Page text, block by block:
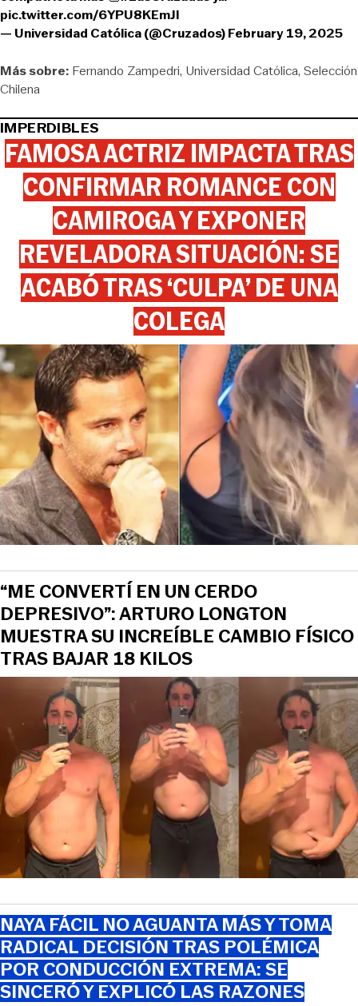
pic.twitter.com/6YPU8KEmJl
— Universidad Católica (@Cruzados)February 19, 2025
Más sobre: Fernando Zampedri Universidad Católica Selección
Chilena
IMPERDIBLES
FAMOSA ACTRIZ IMPACTA TRAS
CONFIRMAR ROMANCE CON
CAMIROGA Y EXPONER
REVELADORA SITUACIÓN: SE
ACABÓ TRAS ‘CULPA’ DE UNA
COLEGA
“ME CONVERTÍ EN UN CERDO
DEPRESIVO”: ARTURO LONGTON
MUESTRA SU INCREÍBLE CAMBIO FÍSICO
TRAS BAJAR 18 KILOS
NAYA FÁCIL NO AGUANTA MÁS Y TOMA
RADICAL DECISIÓN TRAS POLÉMICA
POR CONDUCCIÓN EXTREMA: SE
SINCERÓ Y EXPLICÓ LAS RAZONES